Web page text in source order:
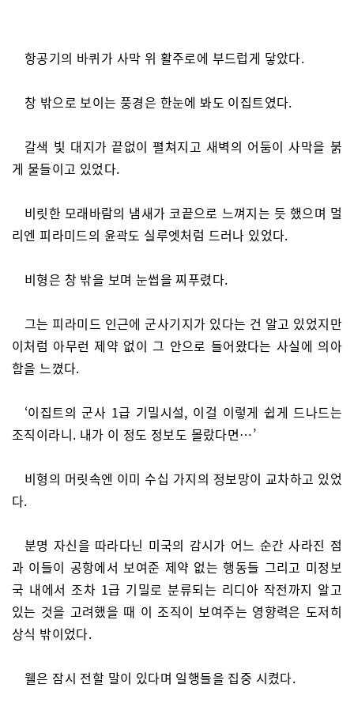
항공기의 바퀴가 사막 위 활주로에 부드럽게 닿았다.
창 밖으로 보이는 풍경은 한눈에 봐도 이집트였다.
갈색 빛 대지가 끝없이 펼쳐지고 새벽의 어둠이 사막을 붉
게 물들이고 있었다.
비릿한 모래바람의 냄새가 코끝으로 느껴지는 듯 했으며 멀
리엔 피라미드의 윤곽도 실루엣처럼 드러나 있었다.
비형은 창 밖을 보며 눈썹을 찌푸렸다.
그는 피라미드 인근에 군사기지가 있다는 건 알고 있었지만
이처럼 아무런 제약 없이 그 안으로 들어왔다는 사실에 의아
함을 느꼈다.
‘이집트의 군사 1급 기밀시설, 이걸 이렇게 쉽게 드나드는
조직이라니. 내가 이 정도 정보도 몰랐다면…’
비형의 머릿속엔 이미 수십 가지의 정보망이 교차하고 있었
다.
분명 자신을 따라다닌 미국의 감시가 어느 순간 사라진 점
과 이들이 공항에서 보여준 제약 없는 행동들 그리고 미정보
국 내에서 조차 1급 기밀로 분류되는 리디아 작전까지 알고
있는 것을 고려했을 때 이 조직이 보여주는 영향력은 도저히
상식 밖이었다.
웰은 잠시 전할 말이 있다며 일행들을 집중 시켰다.